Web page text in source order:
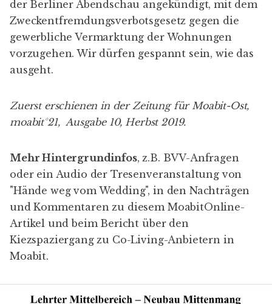
der Berliner Abendschau angekündigt, mit dem
Zweckentfremdungsverbotsgesetz gegen die
gewerbliche Vermarktung der Wohnungen
vorzugehen. Wir dürfen gespannt sein, wie das
ausgeht.
Zuerst erschienen in der Zeitung für Moabit-Ost,
moabit°21, Ausgabe 10, Herbst 2019.
Mehr Hintergrundinfos, z.B. BVV-Anfragen
oder ein Audio der Tresenveranstaltung von
"Hände weg vom Wedding", in den Nachträgen
und Kommentaren zu diesem MoabitOnline-
Artikel und beim Bericht über den
Kiezspaziergang zu Co-Living-Anbietern in
Moabit.